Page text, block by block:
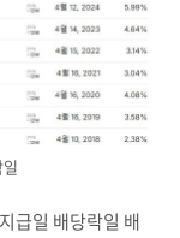
급일 배당락일 배